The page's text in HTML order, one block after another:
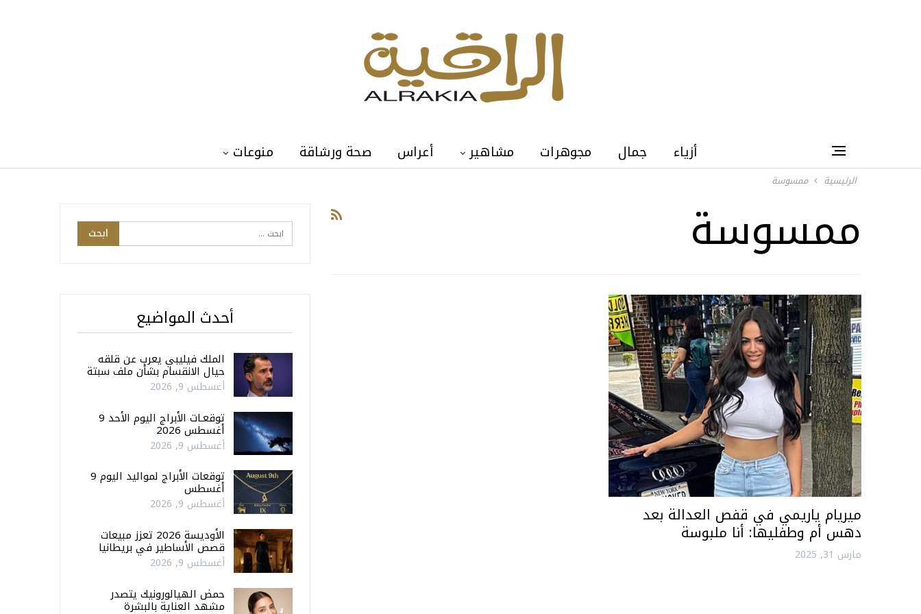
أزياء جمال مجوهرات مشاهير أعراس صحة ورشاقة منوعات
الرئيسية ممسوسة
ممسوسة
ميريام ياريمي في قفص العدالة بعد
دهس أم وطفليها: أنا ملبوسة
مارس 31, 2025
أحدث المواضيع
الملك فيليبي يعرب عن قلقه
حيال الانقسام بشأن ملف سبتة
أغسطس 9, 2026
توقعـات الأبراج اليوم الأحد 9
أغسطس 2026
أغسطس 9, 2026
توقعات الأبراج لمواليد اليوم 9
أغسطس
أغسطس 9, 2026
الأوديسة 2026 تعزز مبيعات
قصص الأساطير في بريطانيا
أغسطس 9, 2026
حمض الهيالورونيك يتصدر
مشهد العناية بالبشرة